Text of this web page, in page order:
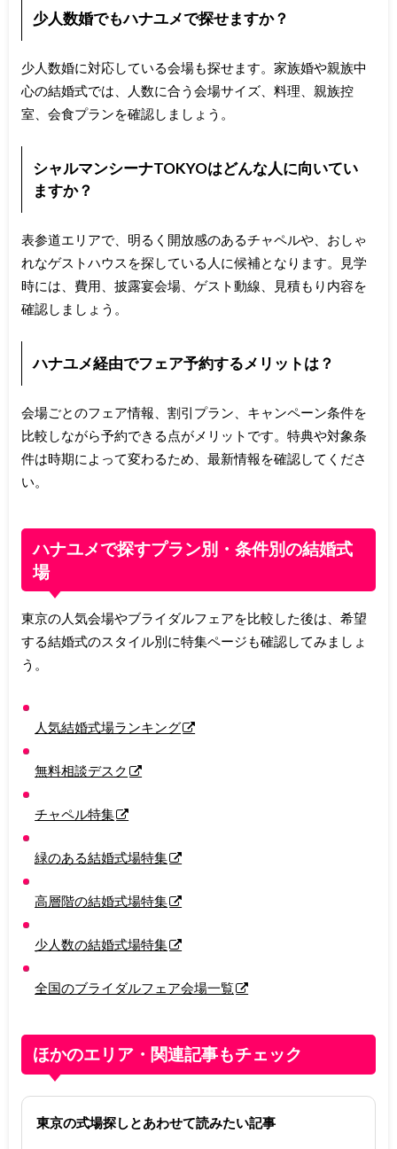
少人数婚でもハナユメで探せますか？
少人数婚に対応している会場も探せます。家族婚や親族中
心の結婚式では、人数に合う会場サイズ、料理、親族控
室、会食プランを確認しましょう。
シャルマンシーナTOKYOはどんな人に向いてい
ますか？
表参道エリアで、明るく開放感のあるチャペルや、おしゃ
れなゲストハウスを探している人に候補となります。見学
時には、費用、披露宴会場、ゲスト動線、見積もり内容を
確認しましょう。
ハナユメ経由でフェア予約するメリットは？
会場ごとのフェア情報、割引プラン、キャンペーン条件を
比較しながら予約できる点がメリットです。特典や対象条
件は時期によって変わるため、最新情報を確認してくださ
い。
ハナユメで探すプラン別・条件別の結婚式
場
東京の人気会場やブライダルフェアを比較した後は、希望
する結婚式のスタイル別に特集ページも確認してみましょ
う。
人気結婚式場ランキング
無料相談デスク
チャペル特集
緑のある結婚式場特集
高層階の結婚式場特集
少人数の結婚式場特集
全国のブライダルフェア会場一覧
ほかのエリア・関連記事もチェック
東京の式場探しとあわせて読みたい記事